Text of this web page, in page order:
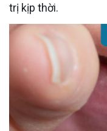
trị kịp thời.